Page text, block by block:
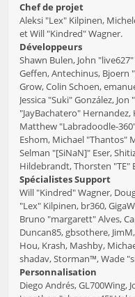
Chef de projet
Aleksi "Lex" Kilpinen,
et Will "Kindred" Wagner.
Développeurs
Shawn Bulen, John
Geffen, Antechinus, Bjoern
Grow, Colin Schoen,
Jessica "Suki" González,
"JayBachatero"
Matthew "Labradoodle-
Eshom, Michael "Thantos"
Selman "[SiNaN]" Eser,
Hildebrandt, Thorsten "TE"
Spécialistes Support
Will "Kindred" Wagner,
"Lex" Kilpinen, br360,
Bruno "margarett" Alves,
Duncan85, gbsothere,
Hou, Krash, Mashby,
shadav, Storman™, Wade
Personnalisation
Diego Andrés, GL700Wing,